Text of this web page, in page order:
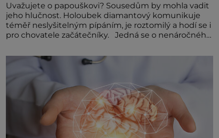
Uvažujete o papouškovi? Sousedům by mohla vadit
jeho hlučnost. Holoubek diamantový komunikuje
téměř neslyšitelným pípáním, je roztomilý a hodí se i
pro chovatele začátečníky. Jedná se o nenáročného
Hodně času tráví na zemi, kde sbírá zbytky semínek
Jeho domovinou je prakticky celá Austrálie s
výjimkou pobřežní oblasti.